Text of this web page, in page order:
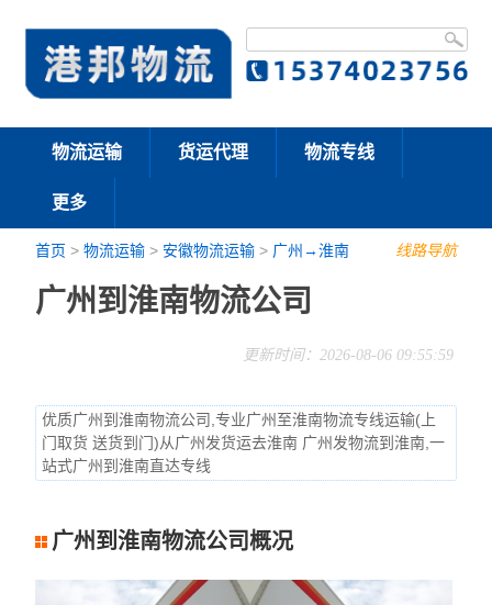
物流运输 货运代理 物流专线
更多
线路导航
首页 >物流运输 > 安徽物流运输 > 广州→淮南
广州到淮南物流公司
更新时间：2026-08-06 09:55:59
优质广州到淮南物流公司,专业广州至淮南物流专线运输(上
门取货 送货到门)从广州发货运去淮南 广州发物流到淮南,一
站式广州到淮南直达专线
广州到淮南物流公司概况